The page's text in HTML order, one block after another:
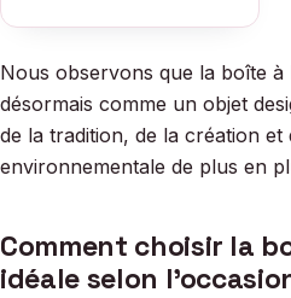
Nous observons que la boîte à
désormais comme un objet
de la tradition, de la création et
environnementale de plus en
Comment choisir la
idéale selon